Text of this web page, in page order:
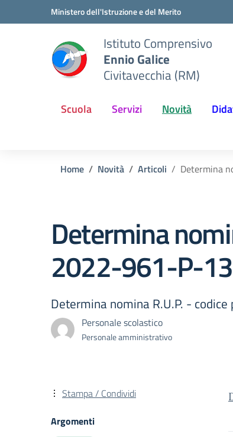
Vai ai contenuti
Vai al menu di navigazioneMinistero dell'Istruzione e del Merito
Istituto Comprensivo
Ennio Galice
Civitavecchia (RM)
Scuola Servizi Novità
Home Novità Articoli Determina
Determina
2022-961-P-
Determina nomina R.U.P. -
Personale scolastico
Personale amministrativo
Stampa / Condividi
Argomenti